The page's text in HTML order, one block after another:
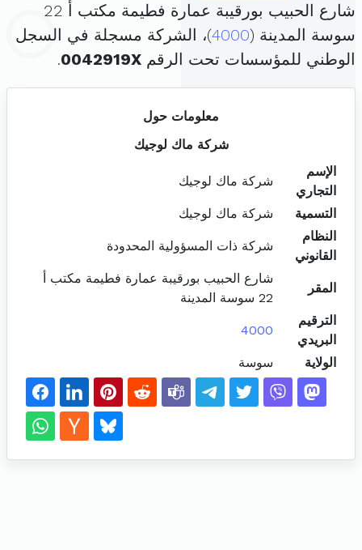
شارع الحبيب بورقيبة عمارة فطيمة مكتب أ 22
سوسة المدينة (4000)، الشركة مسجلة في السجل
الوطني للمؤسسات تحت الرقم 0042919X
.
معلومات حول
شركة ماك لوجيك
الإسم
التجاري
شركة ماك لوجيك
التسمية
شركة ماك لوجيك
النظام
القانوني
شركة ذات المسؤولية المحدودة
المقر
شارع الحبيب بورقيبة عمارة فطيمة مكتب أ
22 سوسة المدينة
الترقيم
البريدي
4000
الولاية سوسة